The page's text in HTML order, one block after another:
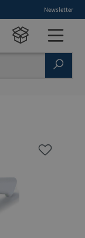
Newsletter